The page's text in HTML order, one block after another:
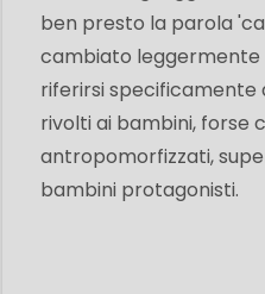
ben presto la parola
cambiato leggermente
riferirsi specificamente
rivolti ai bambini, forse
antropomorfizzati,
bambini protagonisti.